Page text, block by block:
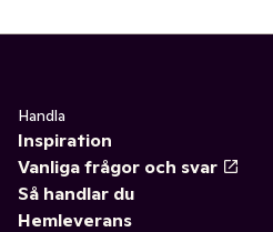
Handla
Inspiration
Vanliga frågor och svar
Så handlar du
Hemleverans